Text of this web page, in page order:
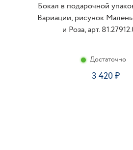
Бокал в подарочной
Вариации, рисунок
и Роза, арт.
Достаточно
3 420